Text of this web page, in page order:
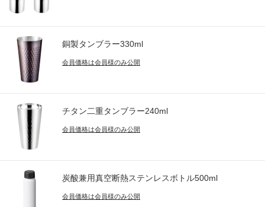
銅製タンブラー330ml
会員価格は会員様のみ公開
チタン二重タンブラー240ml
会員価格は会員様のみ公開
炭酸兼用真空断熱ステンレスボトル500ml
会員価格は会員様のみ公開